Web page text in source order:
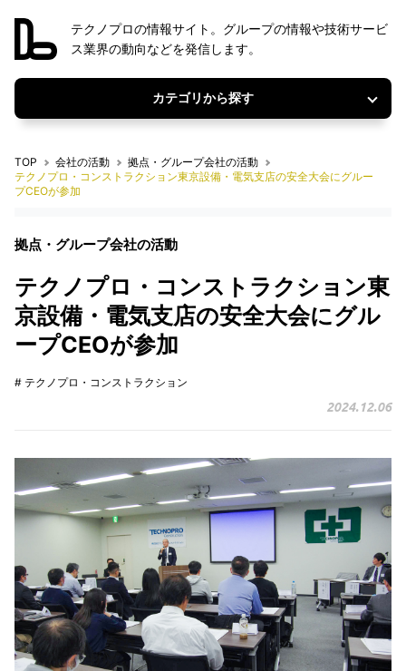
テクノプロの情報サイト。グループの情報や技術サービ
ス業界の動向などを発信します。
カテゴリから探す
TOP 会社の活動
拠点・グループ会社の活動
テクノプロ・コンストラクション東京設備・電気支店の安全大会にグルー
プCEOが参加
拠点・グループ会社の活動
テクノプロ・コンストラクション東
京設備・電気支店の安全大会にグル
ープCEOが参加
# テクノプロ・コンストラクション
2024.12.06